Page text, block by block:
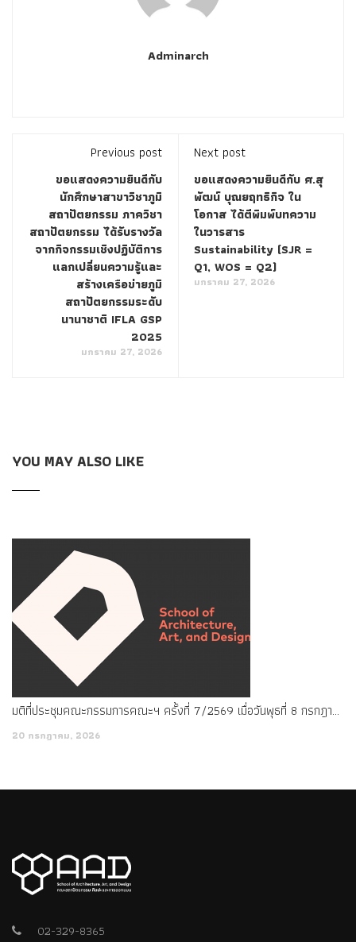
Adminarch
Previous post
ขอแสดงความยินดีกับ
นักศึกษาสาขาวิชาภูมิ
สถาปัตยกรรม ภาควิชา
สถาปัตยกรรม ได้รับรางวัล
จากกิจกรรมเชิงปฏิบัติการ
แลกเปลี่ยนความรู้และ
สร้างเครือข่ายภูมิ
สถาปัตยกรรมระดับ
นานาชาติ IFLA GSP
2025
มกราคม 27, 2026
Next post
ขอแสดงความยินดีกับ ศ.สุ
พัฒน์ บุณยฤทธิกิจ ใน
โอกาส ได้ตีพิมพ์บทความ
ในวารสาร
Sustainability (SJR =
Q1, WOS = Q2)
มกราคม 27, 2026
YOU MAY ALSO LIKE
มติที่ประชุมคณะกรรมการคณะฯ ครั้งที่ 7/2569 เมื่อวันพุธที่ 8 กรกฎาคม พ.ศ. 2569
20 กรกฎาคม, 2026
02-329-8365